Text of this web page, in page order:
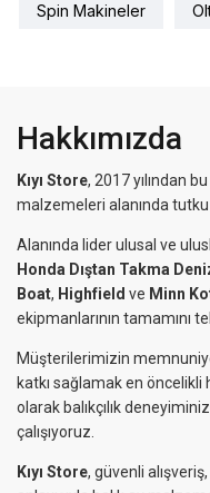
Spin Makineler
Hakkımızda
Kıyı Store, 2017 yılından
malzemeleri alanında
Alanında lider ulusal ve
Honda Dıştan Takma
Boat, Highfield ve Minn
ekipmanlarının tamamını
Müşterilerimizin
katkı sağlamak en
olarak balıkçılık
çalışıyoruz.
Kıyı Store, güvenli